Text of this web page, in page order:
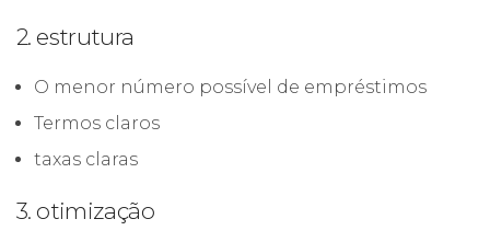
2. estrutura
O menor número possível de empréstimos
Termos claros
taxas claras
3. otimização